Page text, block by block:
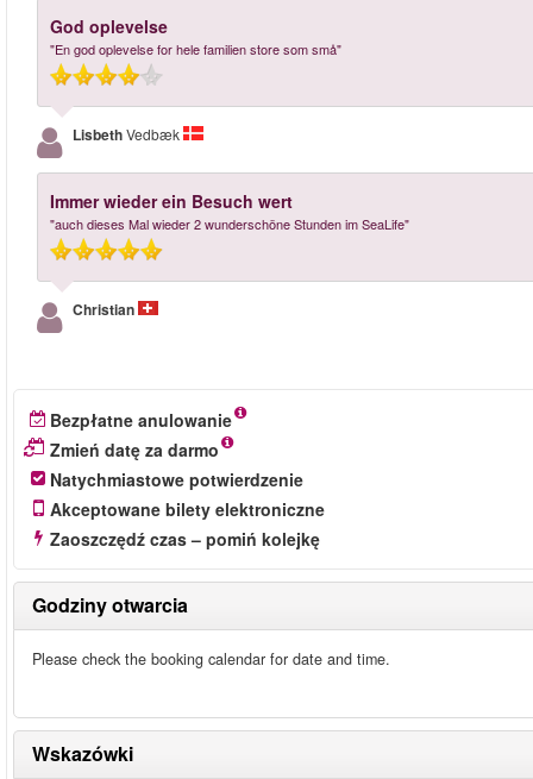
God oplevelse
"En god oplevelse for hele familien store som små"
LisbethVedbæk
Immer wieder ein Besuch wert
"auch dieses Mal wieder 2 wunderschöne Stunden im SeaLife"
Christian
Bezpłatne anulowanie
Zmień datę za darmo
Natychmiastowe potwierdzenie
Akceptowane bilety elektroniczne
Zaoszczędź czas – pomiń kolejkę
Godziny otwarcia
Please check the booking calendar for date and time.
Wskazówki